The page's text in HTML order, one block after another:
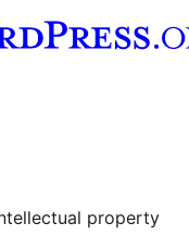
property